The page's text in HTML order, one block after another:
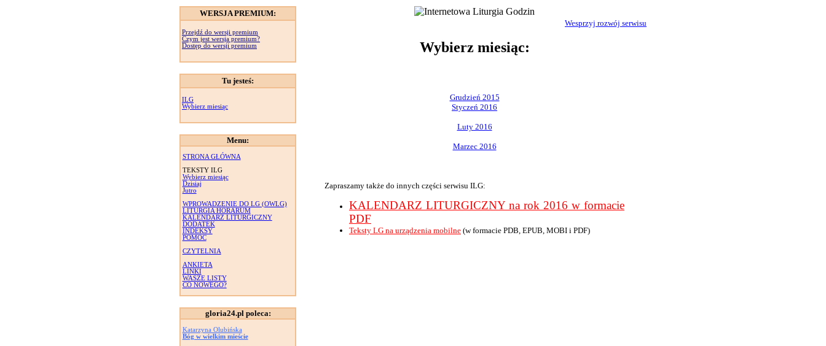
WERSJA PREMIUM:
Przejdź do wersji premium
Czym jest wersja premium?
Dostęp do wersji premium
Tu jesteś:
ILG
Wybierz miesiąc
Menu:
STRONA GŁÓWNA
TEKSTY ILG
Wybierz miesiąc
Dzisiaj
Jutro
WPROWADZENIE DO LG (OWLG)
LITURGIA HORARUM
KALENDARZ LITURGICZNY
DODATEK
INDEKSY
POMOC
CZYTELNIA
ANKIETA
LINKI
WASZE LISTY
CO NOWEGO?
gloria24.pl poleca:
Katarzyna Olubińska
Bóg w wielkim mieście
Wesprzyj rozwój serwisu
Wybierz miesiąc:
Grudzień 2015
Styczeń 2016
Luty 2016
Marzec 2016
Zapraszamy także do innych części serwisu ILG:
KALENDARZ LITURGICZNY na rok 2016 w formacie
PDF
Teksty LG na urządzenia mobilne (w formacie PDB, EPUB, MOBI i PDF)